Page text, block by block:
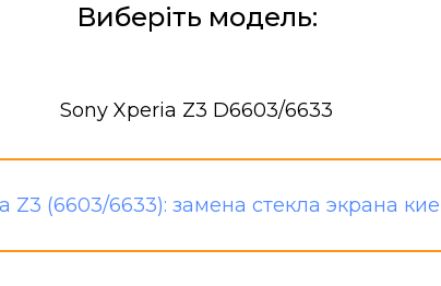
Виберіть модель:
Sony Xperia Z3 D6603/6633